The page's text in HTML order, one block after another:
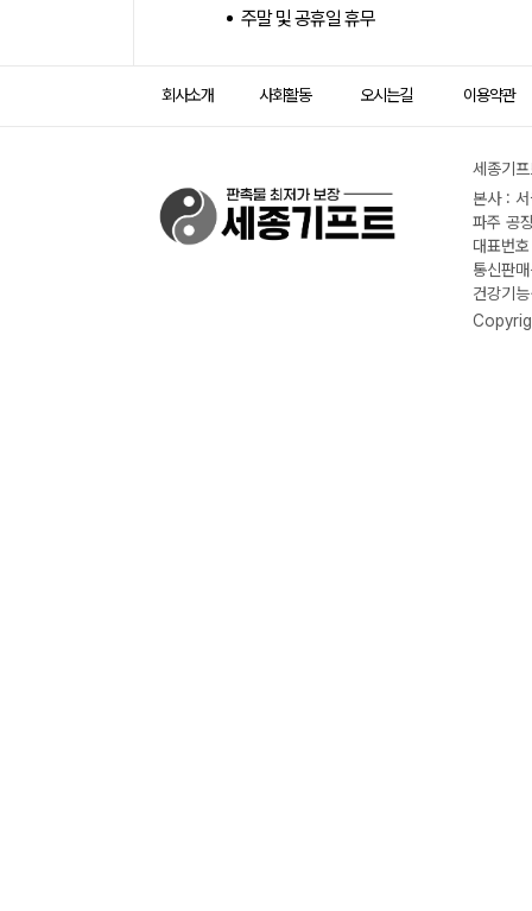
주말 및 공휴일 휴무
회사소개 사회활동 오시는길 이용약관
세종기
본사 :
파주 공
대표번
통신판
건강기